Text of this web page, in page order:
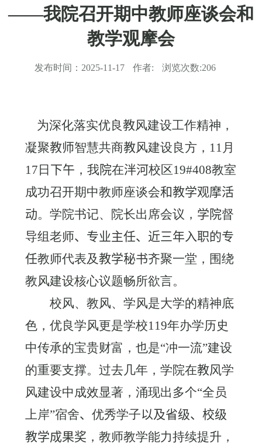
——我院召开期中教师座谈会和
教学观摩会
发布时间： 2025-11-17 作者: 浏览次数:206
为深化落实优良教风建设工作精神，
凝聚教师智慧共商教风建设良方， 11月
17 日 下午 ，我院在泮河校区 19#408教室
成功召开期中教师座谈会和教学观摩活
动。学院书记、院长出席会议， 学院督
导组老师、 专业主任、近三年入职的专
任教师代表及教学秘书齐聚一堂，围绕
教风建设核心议题畅所欲言。
校风、教风、学风是大学的精神底
色，优良学风更是学校119年办学历史
中传承的宝贵财富，也是“冲一流”建设
的重要支撑。过去几年，学院在教风学
风建设中成效显著，涌现出多个“全员
上岸”宿舍、 优秀学子以及省级、校级
教学成果奖 ，教师教学能力持续提升，